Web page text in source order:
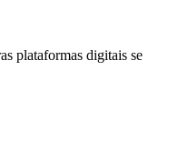
plataformas digitais se